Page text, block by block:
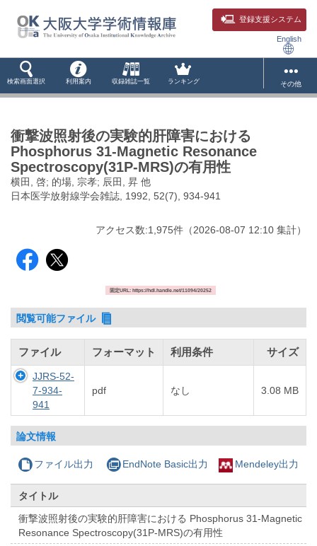
登録支援システム
English
検索画面選択 利用案内 収録雑誌一覧 ランキング その他
衝撃波照射後の実験的肝障害における
Phosphorus 31-Magnetic Resonance
Spectroscopy(31P-MRS)の有用性
横田, 啓; 的場, 宗孝; 辰田, 昇 他
日本医学放射線学会雑誌, 1992, 52(7), 934-941
アクセス数:1,975件 （2026-08-07 12:10 集計）
固定URL: https://hdl.handle.net/11094/20252
閲覧可能ファイル
ファイル フォーマット 利用条件 サイズ
JJRS-52-
7-934-
941
pdf なし 3.08 MB
論文情報
ファイル出力 EndNote Basic出力 Mendeley出力
タイトル
衝撃波照射後の実験的肝障害における Phosphorus 31-Magnetic
Resonance Spectroscopy(31P-MRS)の有用性